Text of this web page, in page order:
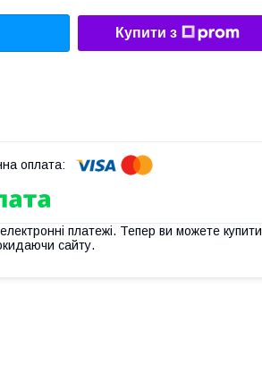
Купити з
платежі. Тепер ви можете купити
сайту.